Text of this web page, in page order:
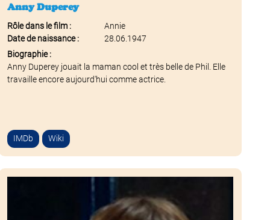
Anny Duperey
Rôle dans le film :
Annie
Date de naissance :
28.06.1947
Biographie :
Anny Duperey jouait la maman cool et très belle de Phil. Elle
travaille encore aujourd'hui comme actrice.
IMDb Wiki